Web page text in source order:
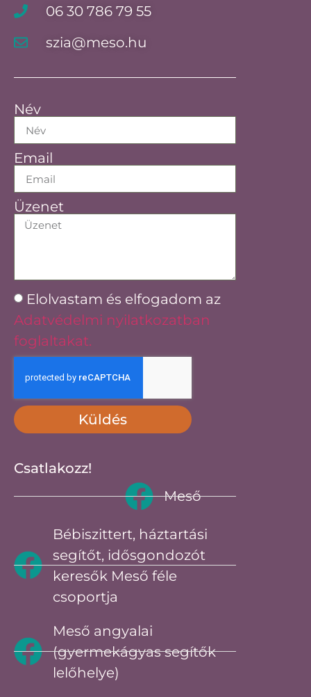
06 30 786 79 55
szia@meso.hu
Név
Email
Üzenet
Elolvastam és elfogadom az
Adatvédelmi nyilatkozatban
foglaltakat.
Küldés
Csatlakozz!
Meső
Bébiszittert, háztartási
segítőt, idősgondozót
keresők Meső féle
csoportja
Meső angyalai
(gyermekágyas segítők
lelőhelye)